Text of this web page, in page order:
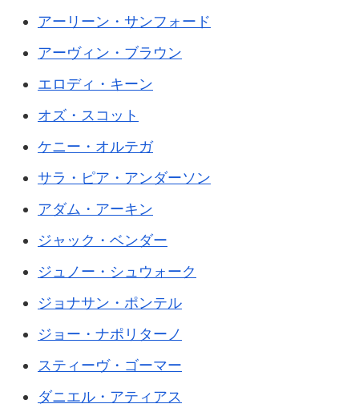
アーリーン・サンフォード
アーヴィン・ブラウン
エロディ・キーン
オズ・スコット
ケニー・オルテガ
サラ・ピア・アンダーソン
アダム・アーキン
ジャック・ベンダー
ジュノー・シュウォーク
ジョナサン・ポンテル
ジョー・ナポリターノ
スティーヴ・ゴーマー
ダニエル・アティアス